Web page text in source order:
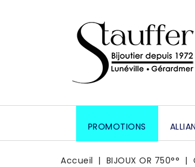
PROMOTIONS
Accueil BIJOUX OR 750°°